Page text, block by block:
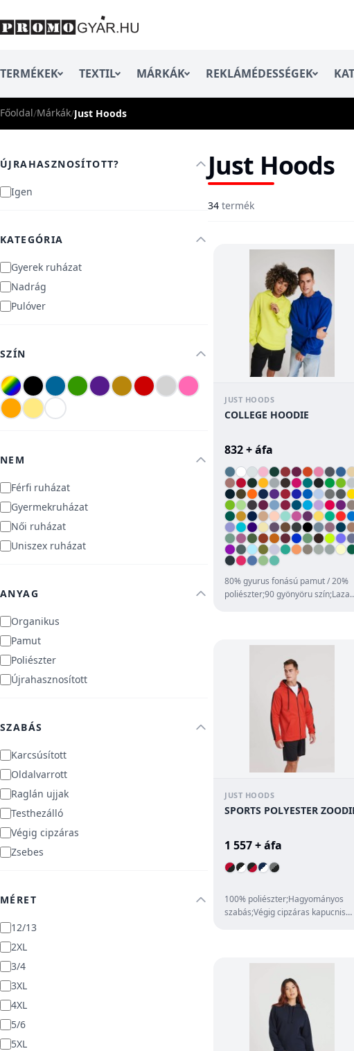
TERMÉKEK TEXTIL MÁRKÁK REKLÁMÉDESSÉGEK
Főoldal/Márkák/Just Hoods
ÚJRAHASZNOSÍTOTT?
Igen
KATEGÓRIA
Gyerek ruházat
Nadrág
Pulóver
SZÍN
NEM
Férfi ruházat
Gyermekruházat
Női ruházat
Uniszex ruházat
ANYAG
Organikus
Pamut
Poliészter
Újrahasznosított
SZABÁS
Karcsúsított
Oldalvarrott
Raglán ujjak
Testhezálló
Végig cipzáras
Zsebes
MÉRET
12/13
2XL
3/4
3XL
4XL
5/6
5XL
Just Hoods
34 termék
JUST HOODS
COLLEGE HOODIE
832 + áfa
80% gyurus fonású pamut / 20%
poliészter;90 gyönyöru szín;Laza
JUST HOODS
SPORTS POLYESTER
1 557 + áfa
100% poliészter;Hagyományos
szabás;Végig cipzáras kapucnis